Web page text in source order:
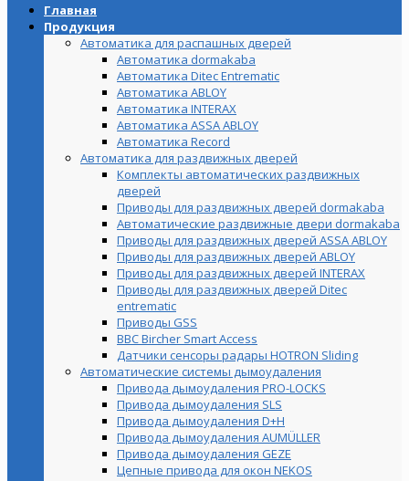
Главная
Продукция
Автоматика для распашных дверей
Автоматика dormakaba
Автоматика Ditec Entrematic
Автоматика ABLOY
Автоматика INTERAX
Автоматика ASSA ABLOY
Автоматика Record
Автоматика для раздвижных дверей
Комплекты автоматических раздвижных
дверей
Приводы для раздвижных дверей dormakaba
Автоматические раздвижные двери dormakaba
Приводы для раздвижных дверей ASSA ABLOY
Приводы для раздвижных дверей ABLOY
Приводы для раздвижных дверей INTERAX
Приводы для раздвижных дверей Ditec
entrematic
Приводы GSS
BBC Bircher Smart Access
Датчики сенсоры радары HOTRON Sliding
Автоматические системы дымоудаления
Привода дымоудаления PRO-LOCKS
Привода дымоудаления SLS
Привода дымоудаления D+H
Привода дымоудаления AUMÜLLER
Привода дымоудаления GEZE
Цепные привода для окон NEKOS